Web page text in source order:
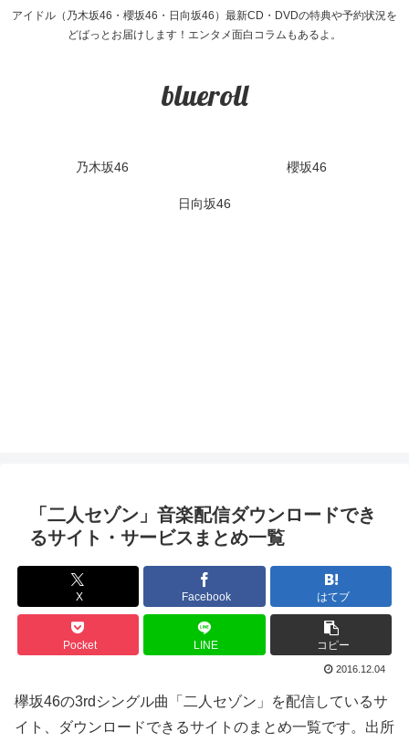
アイドル（乃木坂46・櫻坂46・日向坂46）最新CD・DVDの特典や予約状況を
どばっとお届けします！エンタメ面白コラムもあるよ。
blueroll
乃木坂46 櫻坂46
日向坂46
「二人セゾン」音楽配信ダウンロードでき
るサイト・サービスまとめ一覧
X Facebook はてブ
Pocket LINE コピー
2016.12.04
欅坂46の3rdシングル曲「二人セゾン」を配信しているサ
イト、ダウンロードできるサイトのまとめ一覧です。出所